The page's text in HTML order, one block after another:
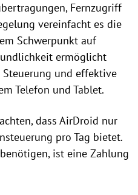
Fernzugriff
vereinfacht es die
Schwerpunkt auf
ermöglicht
und effektive
Telefon und Tablet.
dass AirDroid nur
pro Tag bietet.
ist eine Zahlung